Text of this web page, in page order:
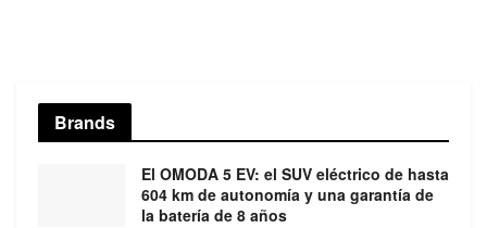
Brands
El OMODA 5 EV: el SUV eléctrico de hasta
604 km de autonomía y una garantía de
la batería de 8 años